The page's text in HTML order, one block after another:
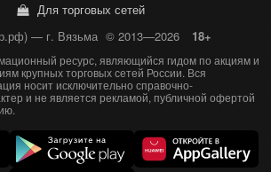
Для торговых сетей
— г. Вязьма © 2013—2026 18+
ресурс, являющийся гидом по акциям и
крупных торговых сетей России. Вся
носит исключительно справочно-
и не является рекламой, публичной офертой